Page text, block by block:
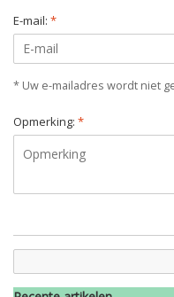
E-mail: *
* Uw e-mailadres wordt niet
Opmerking: *